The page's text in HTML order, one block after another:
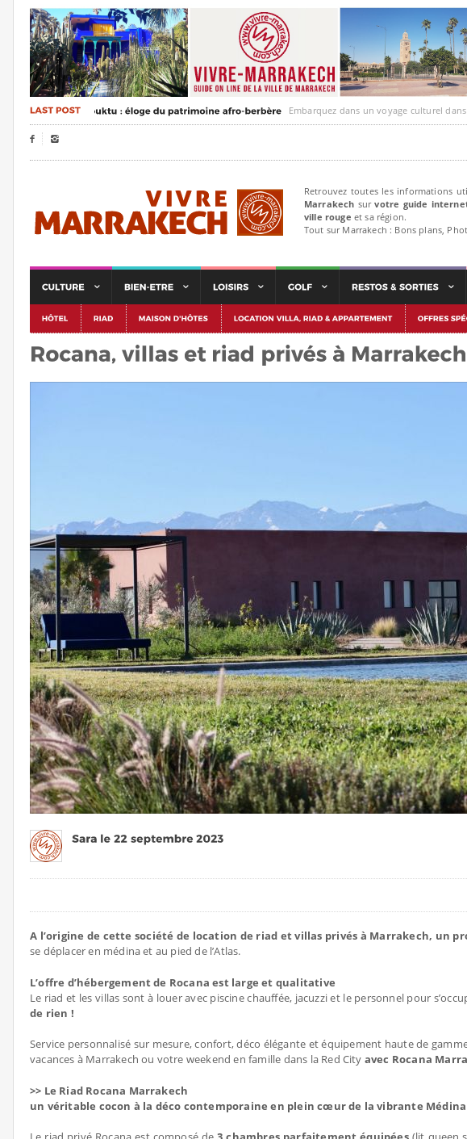
Embarquez dans un voyage culturel dans le
 
Retrouvez toutes les informations
Marrakech survotre guide
ville rouge et sa région.
Tout sur Marrakech : Bons plans,
A l’origine de cette société de location de riad et villas privés à Marrakech, un
se déplacer en médina et au pied de l’Atlas.
L’offre d’hébergement de Rocana est large et qualitative
Le riad et les villas sont à louer avec piscine chauffée, jacuzzi et le personnel pour
de rien !
Service personnalisé sur mesure, confort, déco élégante et équipement haute de
vacances à Marrakech ou votre weekend en famille dans la Red City avec Rocana
>> Le Riad Rocana Marrakech
un véritable cocon à la déco contemporaine en plein cœur de la vibrante Médina